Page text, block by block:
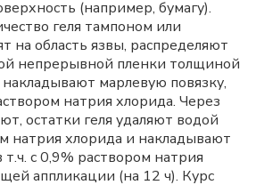
(например, бумагу).
геля тампоном или
на область язвы, распределяют
непрерывной пленки толщиной
марлевую повязку,
натрия хлорида. Через
остатки геля удаляют водой
натрия хлорида и накладывают
с 0,9% раствором натрия
аппликации (на 12 ч). Курс